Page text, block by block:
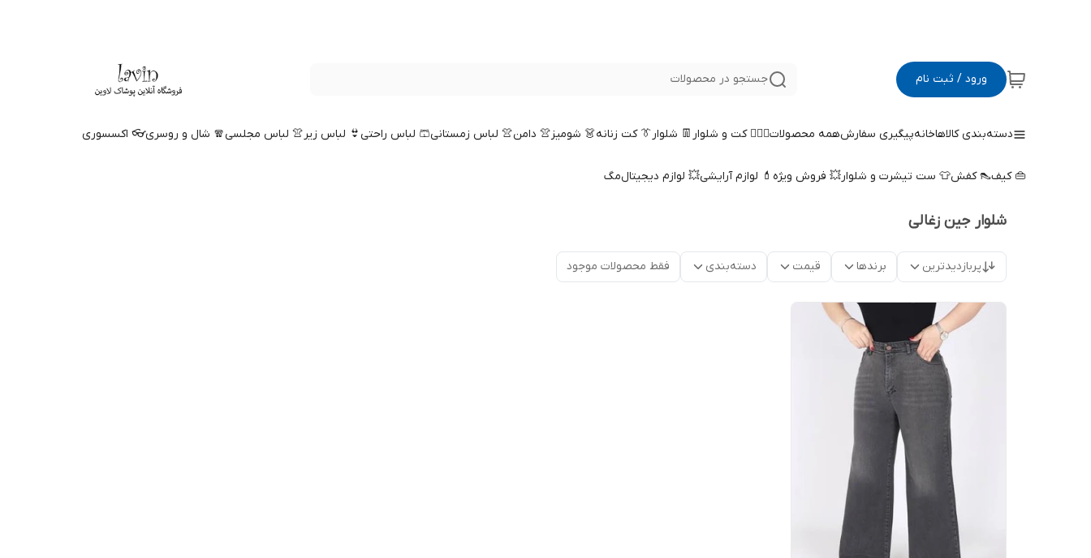
ورود / ثبت نام جستجو در محصولات
دسته‌بندی کالاهاخانهپیگیری سفارشهمه محصولات🤵🏻‍♀️ کت و شلوار 👖 شلوار👔 کت زنانه👗 شومیز👚 دامن👚 لباس زمستانی🩳 لباس راحتی👙 لباس زیر👚 لباس مجلسی🧣 شال و روسری👓 اکسسوری
👜 کیف👠 کفش👕 ست تیشرت و شلوار💥 فروش ویژه 💄 لوازم آرایشی💥 لوازم دیجیتالمگ
شلوار جین زغالی
پربازدیدترین برندها قیمت دسته‌بندی فقط محصولات موجود